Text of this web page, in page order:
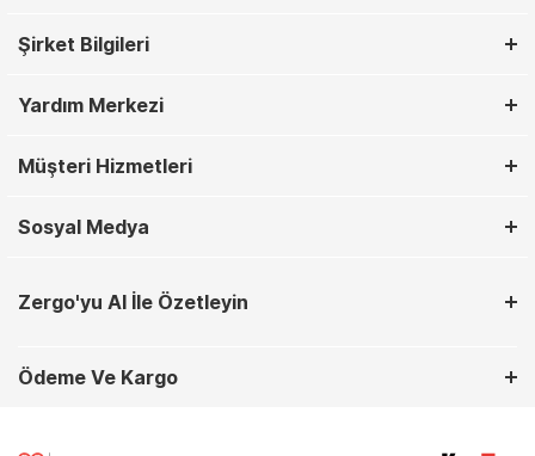
Şirket Bilgileri
Yardım Merkezi
Müşteri Hizmetleri
Sosyal Medya
Zergo'yu AI İle Özetleyin
Ödeme Ve Kargo